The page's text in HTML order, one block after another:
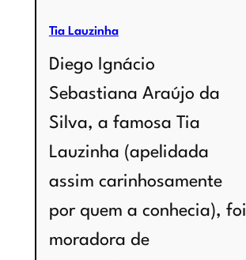
Tia Lauzinha
Diego Ignácio
Sebastiana Araújo da
Silva, a famosa Tia
Lauzinha (apelidada
assim carinhosamente
por quem a conhecia), foi
moradora de